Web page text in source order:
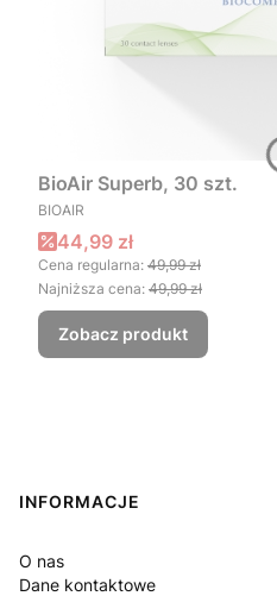
BioAir Superb, 30 szt.
PRODUCENT
BIOAIR
Cena promocyjna
44,99 zł
Cena regularna: 49,99 zł
Najniższa cena: 49,99 zł
Zobacz produkt
Linki w stopce
INFORMACJE
O nas
Dane kontaktowe